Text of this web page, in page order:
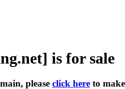
is for sale
please click hereto